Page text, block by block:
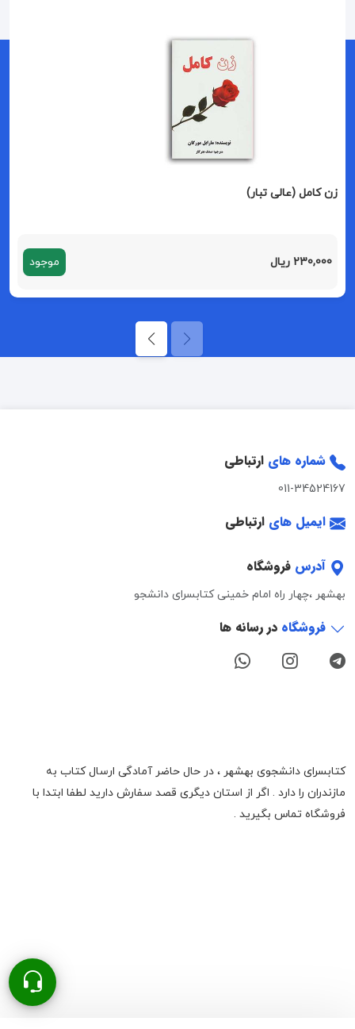
زن کامل (عالی تبار)
230,000 ریال موجود
شماره های ارتباطی
011-34524167
ایمیل های ارتباطی
آدرس فروشگاه
بهشهر ،چهار راه امام خمینی کتابسرای دانشجو
فروشگاه در رسانه ها
کتابسرای دانشجوی بهشهر ، در حال حاضر آمادگی ارسال کتاب به
مازندران را دارد . اگر از استان دیگری قصد سفارش دارید لطفا ابتدا با
فروشگاه تماس بگیرید .